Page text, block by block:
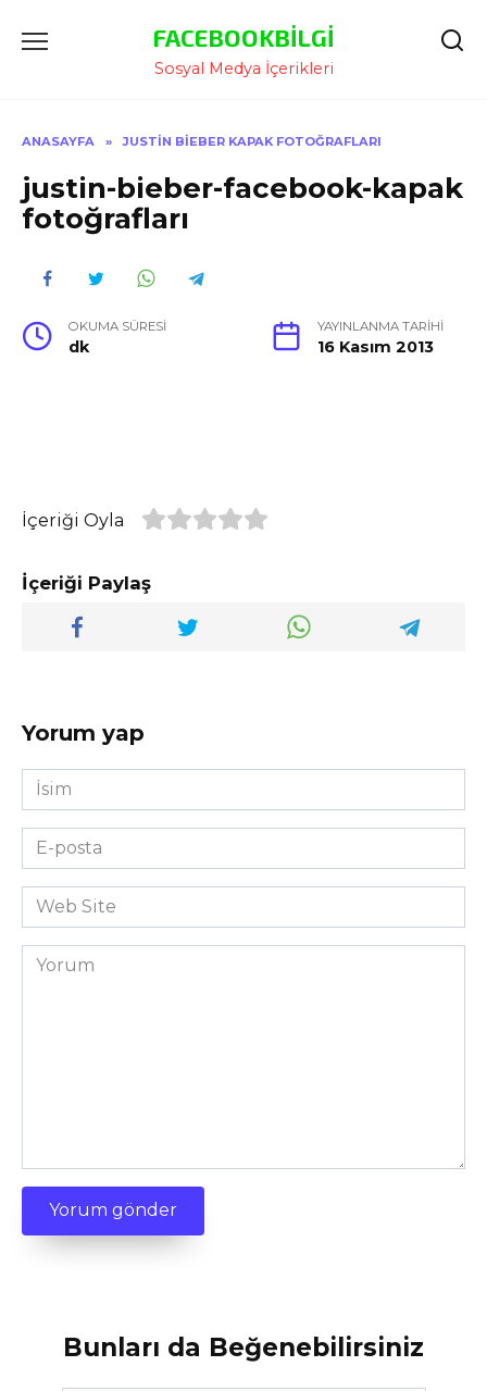
Atla
FACEBOOKBILGI
Sosyal Medya İçerikleri
ANASAYFA » JUSTIN BIEBER KAPAK FOTOĞRAFLARI
justin-bieber-facebook-kapak
fotoğrafları
OKUMA SÜRESI
dk
YAYINLANMA TARIHI
16 Kasım 2013
İçeriği Oyla
İçeriği Paylaş
Yorum yap
İsim
*
E-
posta
*Web
Site
Yorum
Bunları da Beğenebilirsiniz